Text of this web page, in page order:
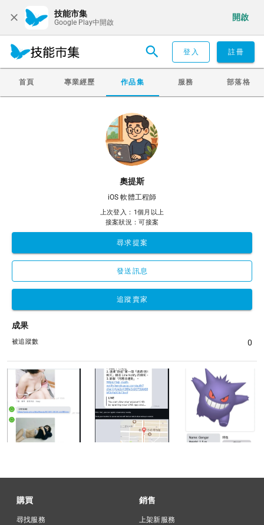
技能市集
Google Play中開啟
開啟
登入 註冊
首頁 專業經歷 作品集 服務 部落格
奧提斯
iOS 軟體工程師
上次登入：1個月以上
接案狀況：可接案
尋求提案
發送訊息
追蹤賣家
成果
被追蹤數 0
購買
尋找服務
銷售
上架新服務